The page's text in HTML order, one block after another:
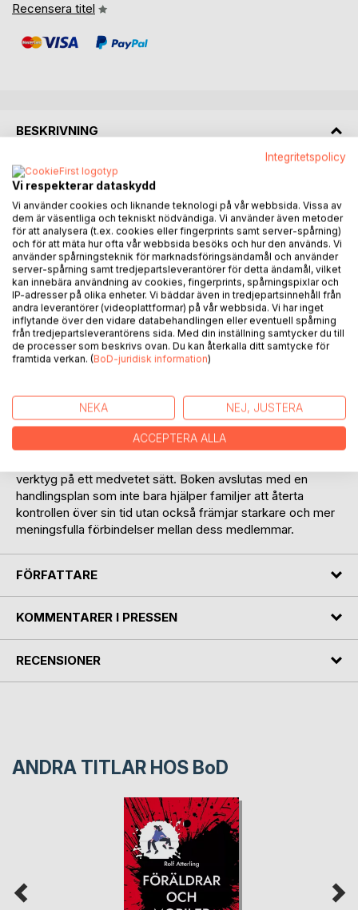
Recensera titel
BESKRIVNING
"När mobilen tävlar mot barnen" är en insiktsfull och aktuell
bok som tar sig an de komplexa utmaningarna med digital
överbelastning i moderna familjer. Författaren Rolf Atterling
utforskar det djupa gapet som smarttelefoner och andra
enheter kan skapa mellan föräldrar och barn, undersökande
hur denna splittrade uppmärksamhet påverkar barnens
utveckling och familjens välbefinnande. Boken är både en
vägledning och ett upprop, innehållande konkreta strategier
för att återställa balansen mellan den digitala och fysiska
världen inom familjen.
Genom intervjuer, verkliga exempel och
framåt som innefattar etablerandet av digital detox,
införandet av skärmfri tid och nya familjetraditioner som
betonar närvaro och samvaro. Atterling tar även upp viktiga
överväganden inför framtiden, såsom hur föräldrar kan
verktyg på ett medvetet sätt. Boken avslutas med en
handlingsplan som inte bara hjälper familjer att återta
kontrollen över sin tid utan också främjar starkare och mer
meningsfulla förbindelser mellan dess medlemmar.
FÖRFATTARE
KOMMENTARER I PRESSEN
RECENSIONER
ANDRA TITLAR HOS BoD
Integritetspolicy
Vi respekterar dataskydd
Vi använder cookies och liknande teknologi på vår webbsida. Vissa av
dem är väsentliga och tekniskt nödvändiga. Vi använder även metoder
för att analysera (t.ex. cookies eller fingerprints samt server-spårning)
och för att mäta hur ofta vår webbsida besöks och hur den används. Vi
använder spårningsteknik för marknadsföringsändamål och använder
server-spårning samt tredjepartsleverantörer för detta ändamål, vilket
kan innebära användning av cookies, fingerprints, spårningspixlar och
IP-adresser på olika enheter. Vi bäddar även in tredjepartsinnehåll från
andra leverantörer (videoplattformar) på vår webbsida. Vi har inget
inflytande över den vidare databehandlingen eller eventuell spårning
från tredjepartsleverantörens sida. Med din inställning samtycker du till
de processer som beskrivs ovan. Du kan återkalla ditt samtycke för
framtida verkan. (BoD-juridisk information)
NEKA NEJ, JUSTERA
ACCEPTERA ALLA